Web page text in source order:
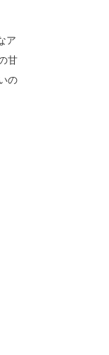
ア
甘
の